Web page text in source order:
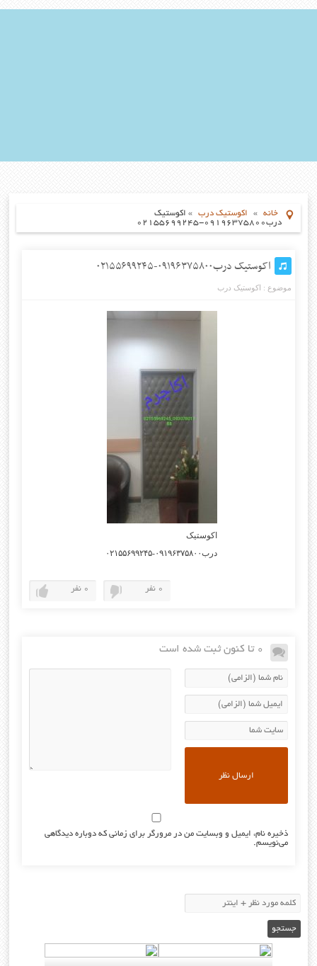
خانه » اکوستیک درب » اکوستیک
درب۰۹۱۹۶۳۷۵۸۰۰-۰۲۱۵۵۶۹۹۲۴۵
اکوستیک درب۰۹۱۹۶۳۷۵۸۰۰-۰۲۱۵۵۶۹۹۲۴۵
موضوع : اکوستیک درب
اکوستیک
درب۰۹۱۹۶۳۷۵۸۰۰-۰۲۱۵۵۶۹۹۲۴۵
0 نفر 0 نفر
0 تا کنون ثبت شده است
ذخیره نام، ایمیل و وبسایت من در مرورگر برای زمانی که دوباره دیدگاهی
می‌نویسم.